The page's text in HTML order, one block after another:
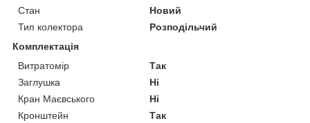
Стан
Новий
Тип колектора
Розподільчий
Комплектація
Витратомір
Так
Заглушка
Ні
Кран Маєвського
Ні
Кронштейн
Так